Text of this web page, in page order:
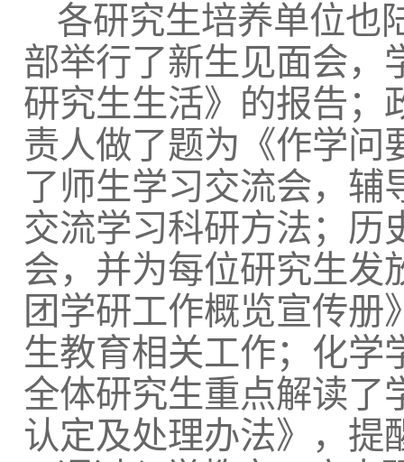
各研究生培养单位也
部举行了新生见面会，
研究生生活》的报告；
责人做了题为《作学问
了师生学习交流会，辅
交流学习科研方法；历
会，并为每位研究生发
团学研工作概览宣传册
生教育相关工作；化学
全体研究生重点解读了
认定及处理办法》，提